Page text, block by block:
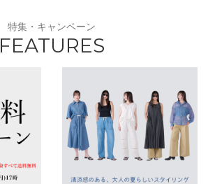
特集・キャンペーン
FEATURES